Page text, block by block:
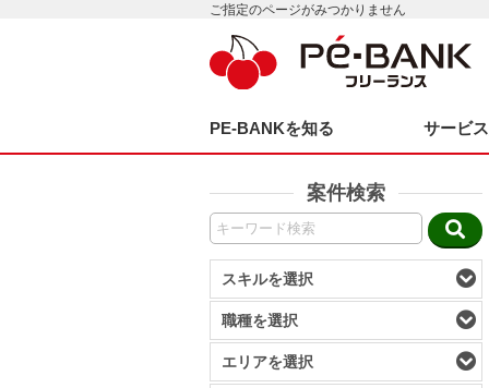
ご指定のページがみつかりません
PE-BANKを知る サービ
案件検索
スキルを選択
職種を選択
エリアを選択